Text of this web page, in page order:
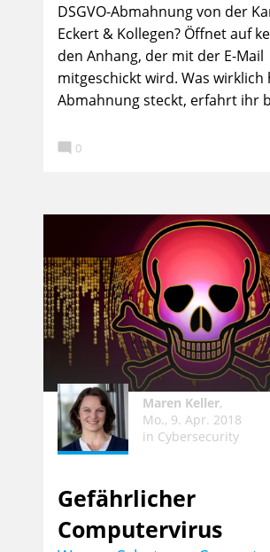
DSGVO-Abmahnung von der
Eckert & Kollegen? Öffnet auf
den Anhang, der mit der E-Mail
mitgeschickt wird. Was
Abmahnung steckt, erfahrt ihr
 0
Maren Keller,
Mo., 9. Apr. 2018
in Cybersecurity
Gefährlicher
Computervirus